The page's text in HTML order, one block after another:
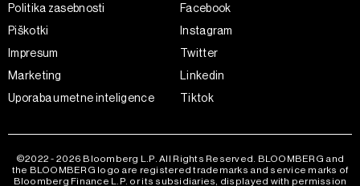
Politika zasebnosti
Piškotki
Impresum
Marketing
Uporaba umetne inteligence
Facebook
Instagram
Twitter
Linkedin
Tiktok
©2022 - 2026 Bloomberg L.P. All Rights Reserved. BLOOMBERG and
the BLOOMBERG logo are registered trademarks and service marks of
Bloomberg Finance L.P. or its subsidiaries, displayed with permission